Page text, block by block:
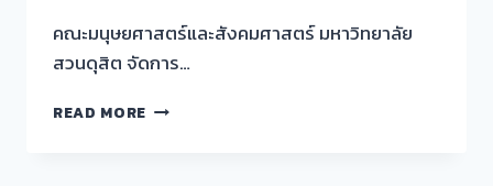
คณะมนุษยศาสตร์และสังคมศาสตร์ มหาวิทยาลัย
สวนดุสิต จัดการ…
READ MORE การ